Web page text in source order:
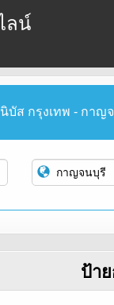
ลน์
บัส กรุงเทพ - กาญ
ป้า